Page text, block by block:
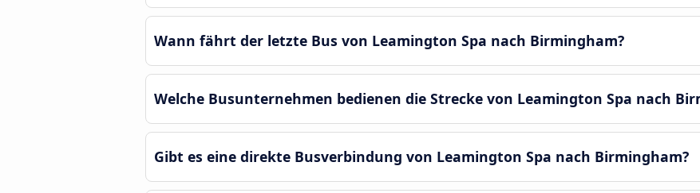
Wann fährt der letzte Bus von Leamington Spa nach Birmingham?
Welche Busunternehmen bedienen die Strecke von Leamington Spa nach
Gibt es eine direkte Busverbindung von Leamington Spa nach Birmingham?